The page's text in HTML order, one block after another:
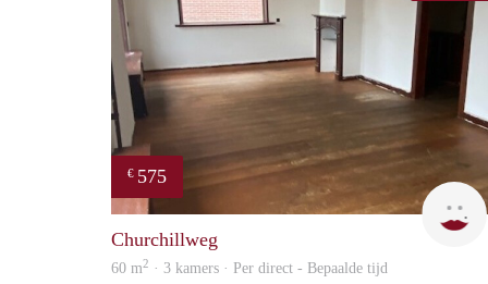
€ 575
Churchillweg
60 m2 · 3 kamers · Per direct - Bepaalde tijd